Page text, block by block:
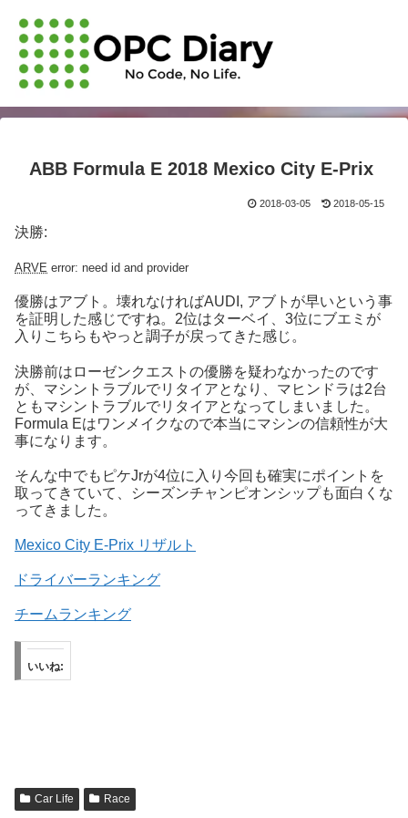
ABB Formula E 2018 Mexico City E-Prix
2018-03-05 2018-05-15
決勝:
ARVE error: need id and provider
優勝はアブト。壊れなければAUDI, アブトが早いという事
を証明した感じですね。2位はターベイ、3位にブエミが
入りこちらもやっと調子が戻ってきた感じ。
決勝前はローゼンクエストの優勝を疑わなかったのです
が、マシントラブルでリタイアとなり、マヒンドラは2台
ともマシントラブルでリタイアとなってしまいました。
Formula Eはワンメイクなので本当にマシンの信頼性が大
事になります。
そんな中でもピケJrが4位に入り今回も確実にポイントを
取ってきていて、シーズンチャンピオンシップも面白くな
ってきました。
Mexico City E-Prix リザルト
ドライバーランキング
チームランキング
いいね:
Car Life Race